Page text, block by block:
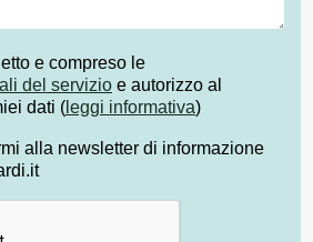
e compreso le
del servizio e autorizzo al
dati ( leggi informativa)
alla newsletter di informazione